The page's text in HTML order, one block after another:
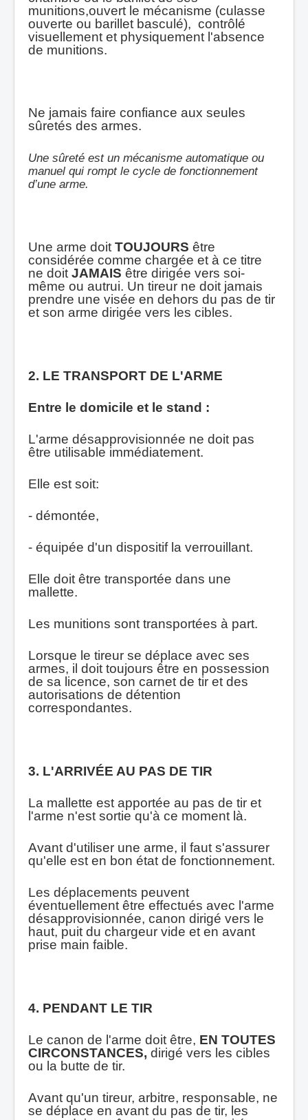
munitions,ouvert le mécanisme (culasse
ouverte ou barillet basculé), contrôlé
visuellement et physiquement l'absence
de munitions.
Ne jamais faire confiance aux seules
sûretés des armes.
Une sûreté est un mécanisme automatique ou
manuel qui rompt le cycle de fonctionnement
d’une arme.
Une arme doit TOUJOURS être
considérée comme chargée et à ce titre
ne doit JAMAIS être dirigée vers soi-
même ou autrui. Un tireur ne doit jamais
prendre une visée en dehors du pas de tir
et son arme dirigée vers les cibles.
2. LE TRANSPORT DE L'ARME
Entre le domicile et le stand :
L'arme désapprovisionnée ne doit pas
être utilisable immédiatement.
Elle est soit:
- démontée,
- équipée d'un dispositif la verrouillant.
Elle doit être transportée dans une
mallette.
Les munitions sont transportées à part.
Lorsque le tireur se déplace avec ses
armes, il doit toujours être en possession
de sa licence, son carnet de tir et des
autorisations de détention
correspondantes.
3. L'ARRIVÉE AU PAS DE TIR
La mallette est apportée au pas de tir et
l'arme n'est sortie qu'à ce moment là.
Avant d'utiliser une arme, il faut s'assurer
qu'elle est en bon état de fonctionnement.
Les déplacements peuvent
éventuellement être effectués avec l'arme
désapprovisionnée, canon dirigé vers le
haut, puit du chargeur vide et en avant
prise main faible.
4. PENDANT LE TIR
Le canon de l'arme doit être, EN TOUTES
CIRCONSTANCES, dirigé vers les cibles
ou la butte de tir.
Avant qu'un tireur, arbitre, responsable, ne
se déplace en avant du pas de tir, les